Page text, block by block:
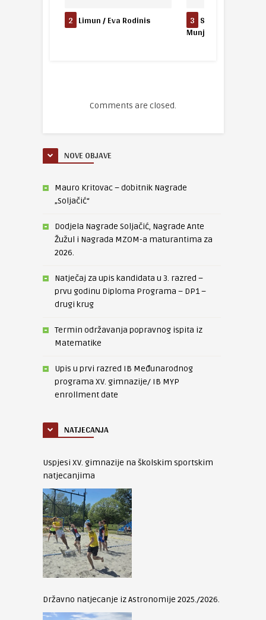
2 Limun / Eva Rodinis 3 Sektor 1 / Fran
Munjin
Comments are closed.
NOVE OBJAVE
Mauro Kritovac – dobitnik Nagrade
„Soljačić“
Dodjela Nagrade Soljačić, Nagrade Ante
Žužul i Nagrada MZOM-a maturantima za
2026.
Natječaj za upis kandidata u 3. razred –
prvu godinu Diploma Programa – DP1 –
drugi krug
Termin održavanja popravnog ispita iz
Matematike
Upis u prvi razred IB Međunarodnog
programa XV. gimnazije/ IB MYP
enrollment date
NATJECANJA
Uspjesi XV. gimnazije na školskim sportskim
natjecanjima
Državno natjecanje iz Astronomije 2025./2026.